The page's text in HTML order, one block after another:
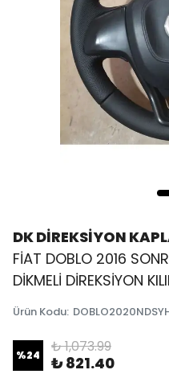
DK DİREKSİYON
FİAT DOBLO 2016
DİKMELİ DİREKSİYON
Ürün Kodu:
%24 ₺ 1,073.99
₺ 821.40